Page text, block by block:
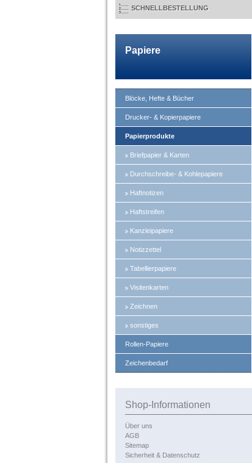
SCHNELLBESTELLUNG
Papiere
Blöcke, Hefte & Bücher
Drucker- & Kopierpapiere
Papierprodukte
Briefpapier & Karten
Durchschreibe- & Kohlepapiere
Haftnotizen
Haftstreifen
Kanzleipapiere
Notizzettel
Tabellierpapiere
Visitenkarten
Zeichnen
sonstiges
Rollen-Papiere
Zeichenbedarf
Shop-Informationen
Über uns
AGB
Sitemap
Sicherheit & Datenschutz